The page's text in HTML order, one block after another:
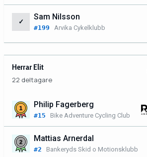
✓
Sam Nilsson
#199 Arvika Cykelklubb
Herrar Elit
22 deltagare
Philip Fagerberg
#15 Bike Adventure Cycling Club
Mattias Arnerdal
#2 Bankeryds Skid o Motionsklubb